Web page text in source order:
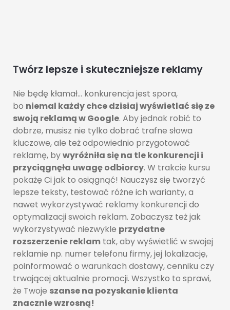
Twórz lepsze i skuteczniejsze reklamy
Nie będę kłamał… konkurencja jest spora,
bo niemal każdy chce dzisiaj wyświetlać się ze
swoją reklamą w Google. Aby jednak robić to
dobrze, musisz nie tylko dobrać trafne słowa
kluczowe, ale też odpowiednio przygotować
reklamę, bywyróżniła się na tle konkurencji i
przyciągnęła uwagę odbiorcy. W trakcie kursu
pokażę Ci jak to osiągnąć! Nauczysz się tworzyć
lepsze teksty, testować różne ich warianty, a
nawet wykorzystywać reklamy konkurencji do
optymalizacji swoich reklam. Zobaczysz też jak
wykorzystywać niezwykle przydatne
rozszerzenie reklam tak, aby wyświetlić w swojej
reklamie np. numer telefonu firmy, jej lokalizację,
poinformować o warunkach dostawy, cenniku czy
trwającej aktualnie promocji. Wszystko to sprawi,
że Twoje szanse na pozyskanie klienta
znacznie wzrosną!